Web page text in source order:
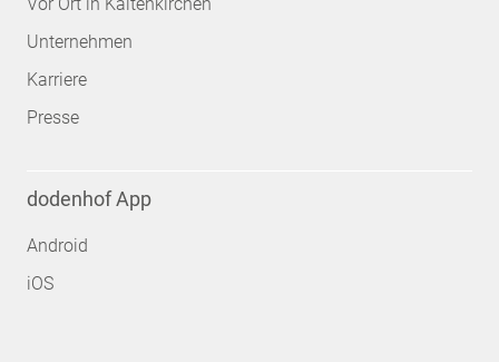
Unternehmen
Karriere
Presse
dodenhof App
Android
iOS